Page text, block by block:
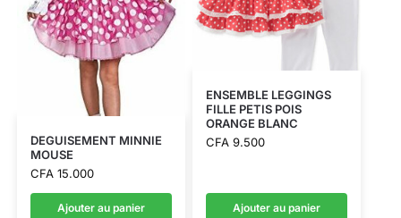
DEGUISEMENT MINNIE
MOUSE
CFA15.000
Ajouter au panier
ENSEMBLE LEGGINGS
FILLE PETIS POIS
ORANGE BLANC
CFA9.500
Ajouter au panier